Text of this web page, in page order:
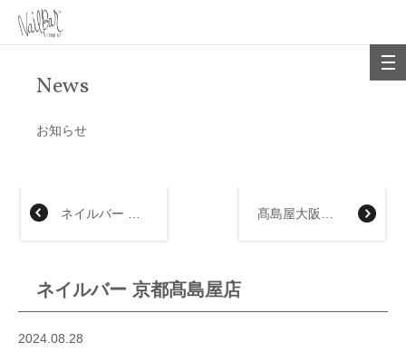
News
お知らせ
ネイルバー 京都髙島屋店
2024.08.28